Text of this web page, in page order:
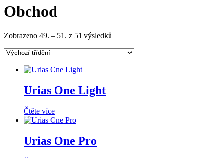
Obchod
Zobrazeno 49. – 51. z 51 výsledků
Urias One Light
Čtěte více
Urias One Pro